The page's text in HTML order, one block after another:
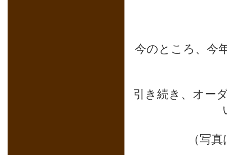
今のところ、今
引き続き、オー
（写